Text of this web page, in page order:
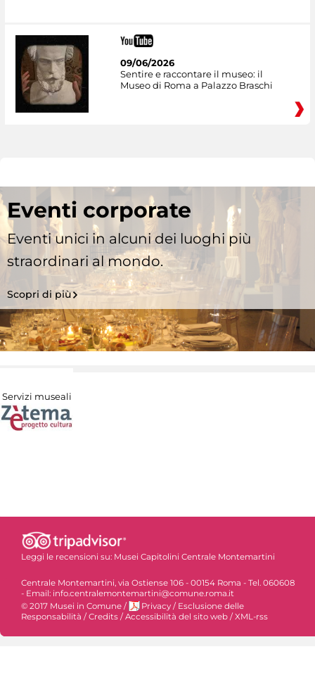
09/06/2026
Sentire e raccontare il museo: il
Museo di Roma a Palazzo Braschi
Eventi corporate
Eventi unici in alcuni dei luoghi più
straordinari al mondo.
Scopri di più
Servizi museali
Leggi le recensioni su: Musei Capitolini Centrale Montemartini
Centrale Montemartini, via Ostiense 106 - 00154 Roma - Tel. 060608
- Email: info.centralemontemartini@comune.roma.it
© 2017 Musei in Comune / Privacy / Esclusione delle
Responsabilità / Credits / Accessibilità del sito web / XML-rss